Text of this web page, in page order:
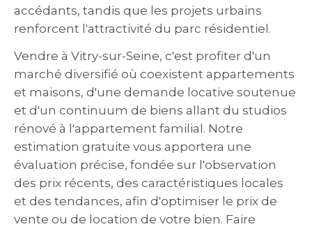
accédants, tandis que les projets urbains
renforcent l'attractivité du parc résidentiel.
Vendre à Vitry-sur-Seine, c'est profiter d'un
marché diversifié où coexistent appartements
et maisons, d'une demande locative soutenue
et d'un continuum de biens allant du studios
rénové à l'appartement familial. Notre
estimation gratuite vous apportera une
évaluation précise, fondée sur l'observation
des prix récents, des caractéristiques locales
et des tendances, afin d'optimiser le prix de
vente ou de location de votre bien. Faire